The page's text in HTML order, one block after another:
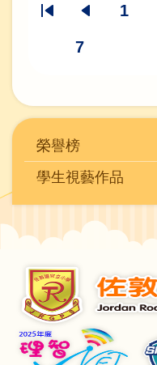
Pagination
F
t
p
a
g
e
P
i
u
s
p
a
頁
1
頁
7
Main
navigation
(榮
榜
榮譽榜
學生視藝作品